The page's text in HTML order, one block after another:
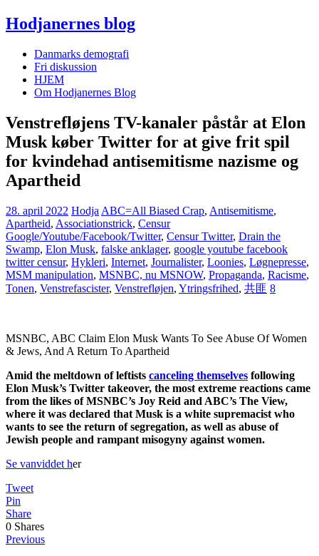
Hodjanernes blog
Danmarks demografi
Fri diskussion
HJEM
Om Hodjanernes Blog
Venstrefløjens TV-kanaler påstår at Elon
Musk køber Twitter for at give frit spil
for kvindehad antisemitisme nazisme og
Apartheid
28. april 2022 Hodja ABC=All Biased Crap, Antisemitisme,
Apartheid, Associationstrick, Censur
Google/Youtube/Facebook/Twitter, Censur Twitter, Drain the
Swamp, Elon Musk, falske anklager, google youtube facebook
twitter censur, Hykleri, Internet, Journalister, Loonies, Løgnepresse,
MSM manipulation, MSNBC, nu MSNOW, Propaganda, Racisme,
Tonen, Venstrefascister, Venstrefløjen, Ytringsfrihed, 共匪 8
MSNBC, ABC Claim Elon Musk Wants To See Abuse Of Women
& Jews, And A Return To Apartheid
Amid the meltdown of leftists canceling themselves following
Elon Musk’s Twitter takeover, the most extreme reactions came
from the likes of MSNBC’s Joy Reid and ABC’s The View,
where it was declared that Musk is a white supremacist who
wants to see the return of segregation, as well as abuse of
Jewish people and rampant misogyny against women.
Se vanviddet her
Tweet
Pin
Share
0 Shares
Previous